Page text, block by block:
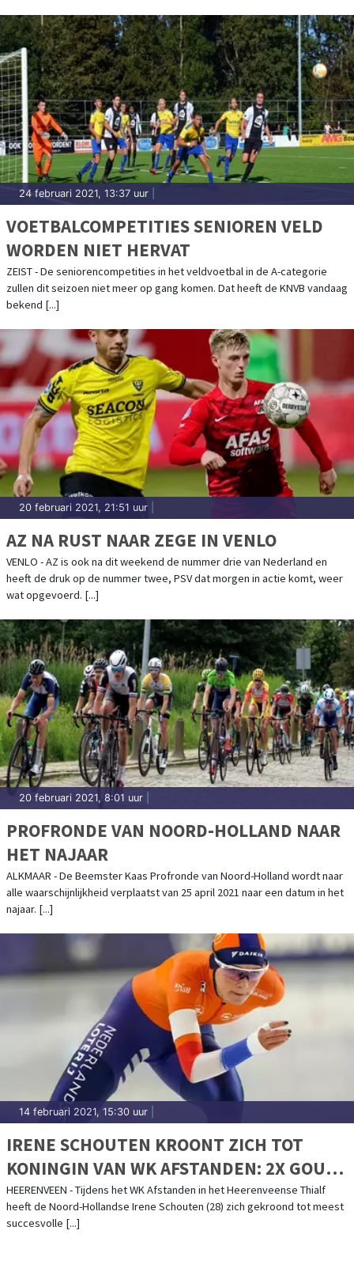
24 februari 2021, 13:37 uur
VOETBALCOMPETITIES SENIOREN VELD
WORDEN NIET HERVAT
ZEIST - De seniorencompetities in het veldvoetbal in de A-categorie
zullen dit seizoen niet meer op gang komen. Dat heeft de KNVB vandaag
bekend [...]
20 februari 2021, 21:51 uur
AZ NA RUST NAAR ZEGE IN VENLO
VENLO - AZ is ook na dit weekend de nummer drie van Nederland en
heeft de druk op de nummer twee, PSV dat morgen in actie komt, weer
wat opgevoerd. [...]
20 februari 2021, 8:01 uur
PROFRONDE VAN NOORD-HOLLAND NAAR
HET NAJAAR
ALKMAAR - De Beemster Kaas Profronde van Noord-Holland wordt naar
alle waarschijnlijkheid verplaatst van 25 april 2021 naar een datum in het
najaar. [...]
14 februari 2021, 15:30 uur
IRENE SCHOUTEN KROONT ZICH TOT
KONINGIN VAN WK AFSTANDEN: 2X GOUD,
2X BRONS
HEERENVEEN - Tijdens het WK Afstanden in het Heerenveense Thialf
heeft de Noord-Hollandse Irene Schouten (28) zich gekroond tot meest
succesvolle [...]